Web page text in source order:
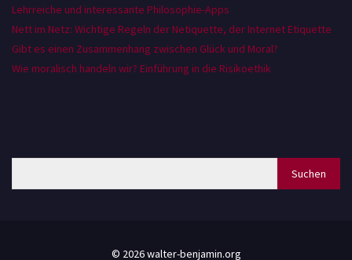
Lehrreiche und interessante Philosophie-Apps
Nett im Netz: Wichtige Regeln der Netiquette, der Internet Etiquette
Gibt es einen Zusammenhang zwischen Glück und Moral?
Wie moralisch handeln wir? Einführung in die Risikoethik
© 2026 walter-benjamin.org